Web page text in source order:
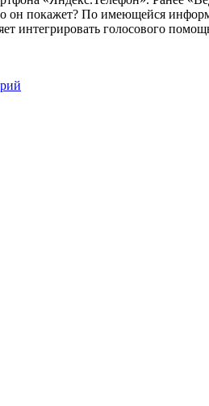
он покажет? По имеющейся
интегрировать голосового